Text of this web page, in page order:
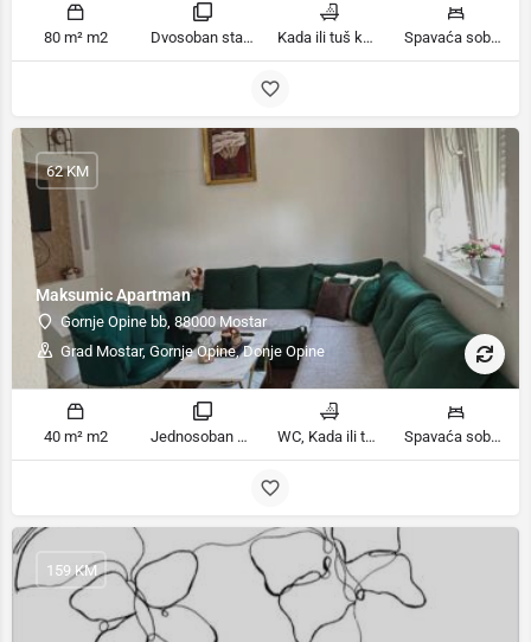
80 m² m2 Dvosoban stan sa balkonom sobe Kada ili tuš kupatila Spavaća soba 1: 1 francuski bračni krevet | Spavaća soba 2: 2 kreveta za jednu osobu ležaja
Maksumic Apartman
Gornje Opine bb, 88000 Mostar
Grad Mostar, Gornje Opine, Donje Opine
62 KM
40 m² m2 Jednosoban stan sobe WC, Kada ili tuš kupatila Spavaća soba 1: 1 krevet za jednu osobu | Dnevni boravak: 1 kauč na razvlačenje ležaja
159 KM